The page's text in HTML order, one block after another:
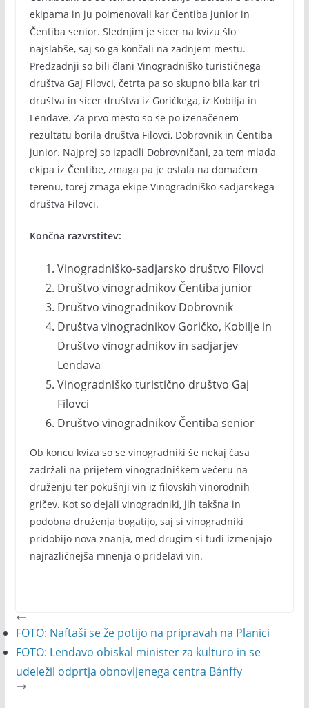
ekipama in ju poimenovali kar Čentiba junior in
Čentiba senior. Slednjim je sicer na kvizu šlo
najslabše, saj so ga končali na zadnjem mestu.
Predzadnji so bili člani Vinogradniško turističnega
društva Gaj Filovci, četrta pa so skupno bila kar tri
društva in sicer društva iz Goričkega, iz Kobilja in
Lendave. Za prvo mesto so se po izenačenem
rezultatu borila društva Filovci, Dobrovnik in Čentiba
junior. Najprej so izpadli Dobrovničani, za tem mlada
ekipa iz Čentibe, zmaga pa je ostala na domačem
terenu, torej zmaga ekipe Vinogradniško-sadjarskega
društva Filovci.
Končna razvrstitev:
Vinogradniško-sadjarsko društvo Filovci
Društvo vinogradnikov Čentiba junior
Društvo vinogradnikov Dobrovnik
Društva vinogradnikov Goričko, Kobilje in
Društvo vinogradnikov in sadjarjev
Lendava
Vinogradniško turistično društvo Gaj
Filovci
Društvo vinogradnikov Čentiba senior
Ob koncu kviza so se vinogradniki še nekaj časa
zadržali na prijetem vinogradniškem večeru na
druženju ter pokušnji vin iz filovskih vinorodnih
gričev. Kot so dejali vinogradniki, jih takšna in
podobna druženja bogatijo, saj si vinogradniki
pridobijo nova znanja, med drugim si tudi izmenjajo
najrazličnejša mnenja o pridelavi vin.
FOTO: Naftaši se že potijo na pripravah na Planici
FOTO: Lendavo obiskal minister za kulturo in se
udeležil odprtja obnovljenega centra Bánffy